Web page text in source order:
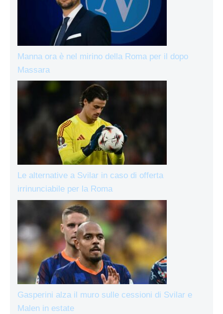
Manna ora è nel mirino della Roma per il dopo
Massara
Le alternative a Svilar in caso di offerta
irrinunciabile per la Roma
Gasperini alza il muro sulle cessioni di Svilar e
Malen in estate